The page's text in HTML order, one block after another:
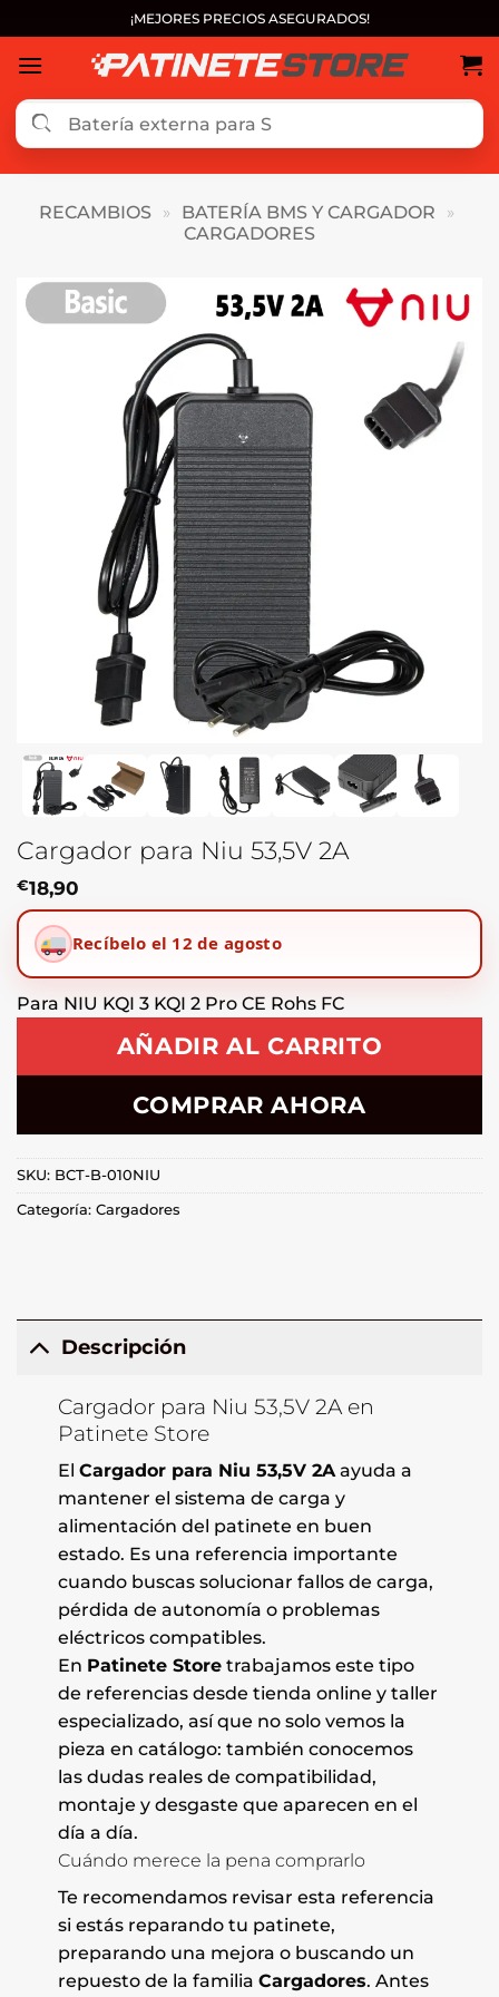
al
contenido
¡MEJORES PRECIOS ASEGURADOS!
RECAMBIOS » BATERÍA BMS Y CARGADOR
»
CARGADORES
Cargador para Niu 53,5V 2A
€18,90
Recíbelo el 12 de agosto
Para NIU KQI 3 KQI 2 Pro CE Rohs FC
AÑADIR AL CARRITO
COMPRAR AHORA
SKU: BCT-B-010NIU
Categoría: Cargadores
Descripción
Cargador para Niu 53,5V 2A en
Patinete Store
El Cargador para Niu 53,5V 2Aayuda a
mantener el sistema de carga y
alimentación del patinete en buen
estado. Es una referencia importante
cuando buscas solucionar fallos de carga,
pérdida de autonomía o problemas
eléctricos compatibles.
En Patinete Storetrabajamos este tipo
de referencias desde tienda online y taller
especializado, así que no solo vemos la
pieza en catálogo: también conocemos
las dudas reales de compatibilidad,
montaje y desgaste que aparecen en el
día a día.
Cuándo merece la pena comprarlo
Te recomendamos revisar esta referencia
si estás reparando tu patinete,
preparando una mejora o buscando un
repuesto de la familia Cargadores. Antes